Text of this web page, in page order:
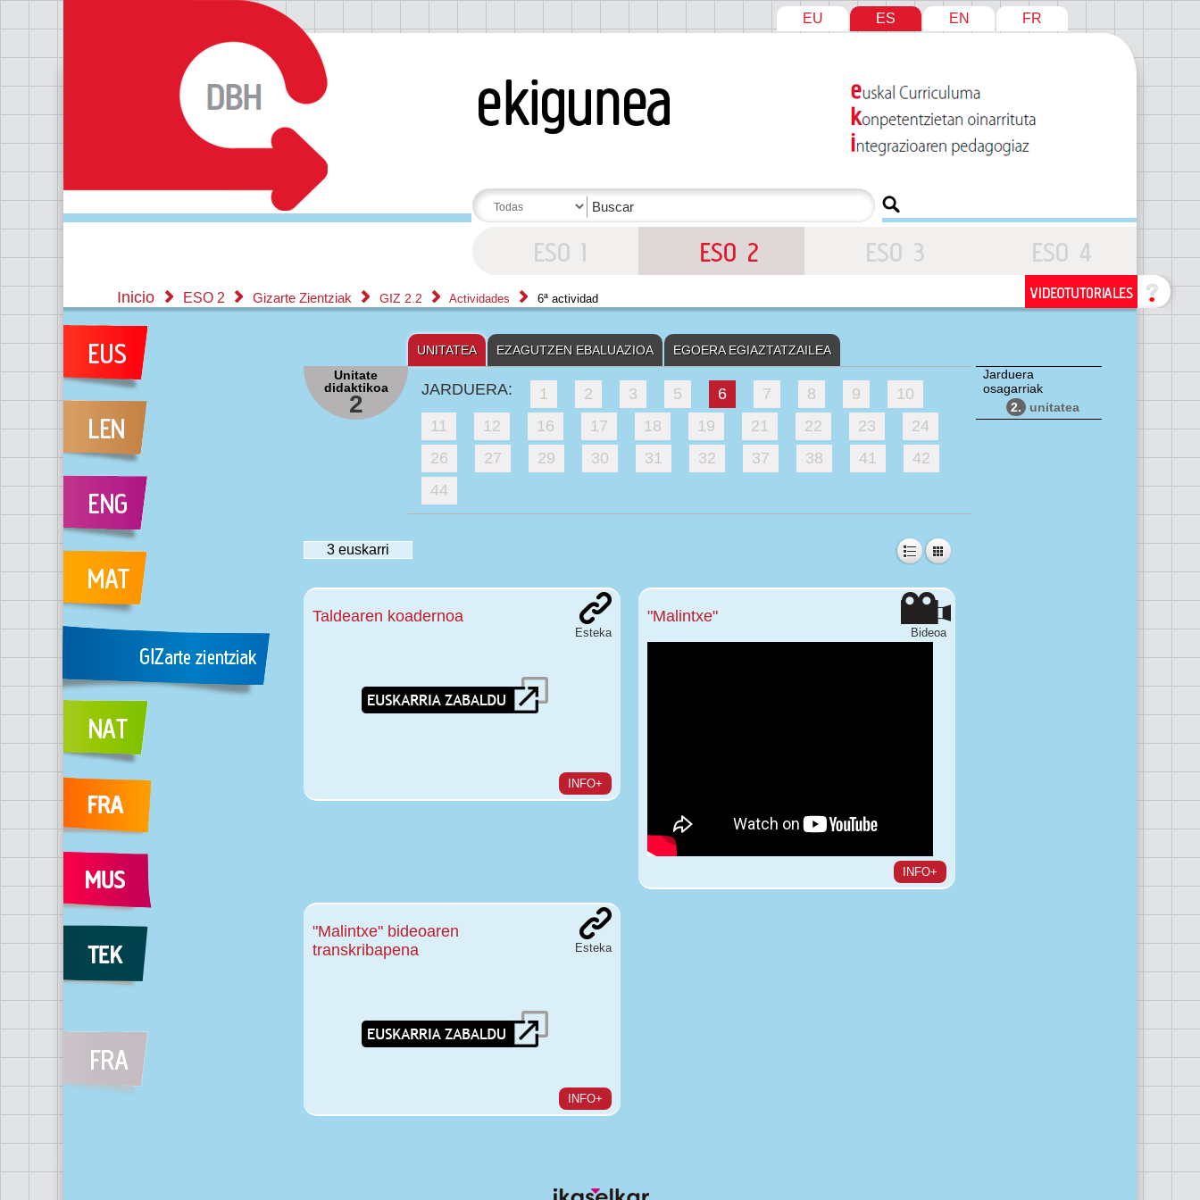
EU ES EN FR
Inicio ESO 2 Gizarte Zientziak GIZ 2.2 Actividades 6ª actividad
UNITATEA EZAGUTZEN EBALUAZIOA
EGOERA EGIAZTATZAILEA
Unitate
didaktikoa
2
JARDUERA: 1 2 3 5 6 7 8 9
10
11
12 16 17 18 19 21 22 23
24
26
27 29 30 31 32 37 38 41
42
44
Jarduera
osagarriak
2.
unitatea
3 euskarri
Taldearen koadernoa
Esteka
INFO+
"Malintxe"
Bideoa
INFO+
"Malintxe" bideoaren
transkribapena
Esteka
INFO+